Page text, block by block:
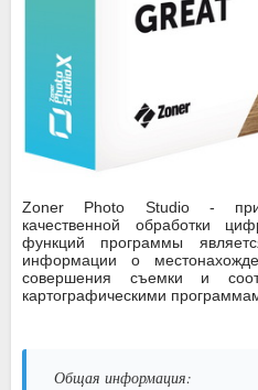
Zoner Photo Studio
-
качественной обработки
функций программы
информации о
совершения съемки и
картографическими
Общая информация: